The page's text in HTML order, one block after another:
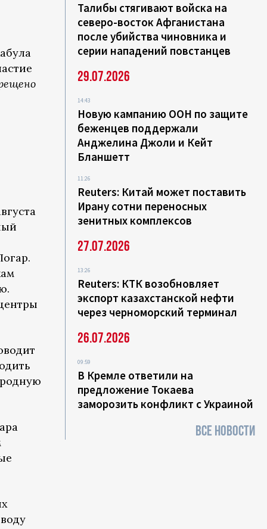
Талибы стягивают войска на
северо-восток Афганистана
после убийства чиновника и
серии нападений повстанцев
29.07.2026
14:43
Новую кампанию ООН по защите
беженцев поддержали
Анджелина Джоли и Кейт
Бланшетт
11:26
Reuters: Китай может поставить
Ирану сотни переносных
зенитных комплексов
27.07.2026
13:26
Reuters: КТК возобновляет
экспорт казахстанской нефти
через черноморский терминал
26.07.2026
09:59
В Кремле ответили на
предложение Токаева
заморозить конфликт с Украиной
ВСЕ НОВОСТИ